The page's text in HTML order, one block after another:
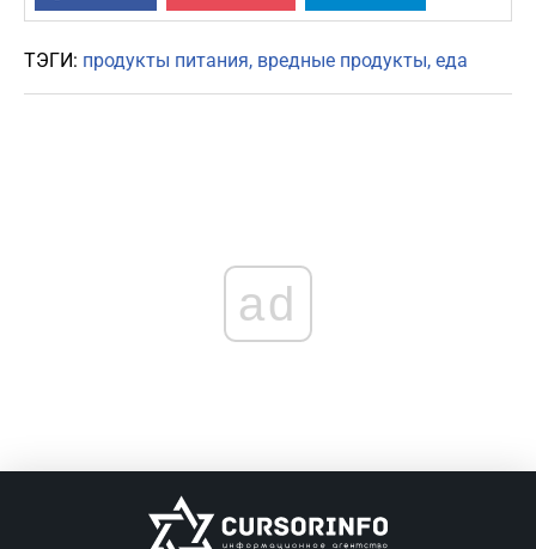
ТЭГИ: продукты питания вредные продукты еда
ad